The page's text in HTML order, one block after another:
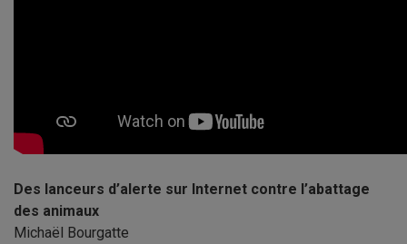
Des lanceurs d’alerte sur Internet contre l’abattage
des animaux
Michaël Bourgatte